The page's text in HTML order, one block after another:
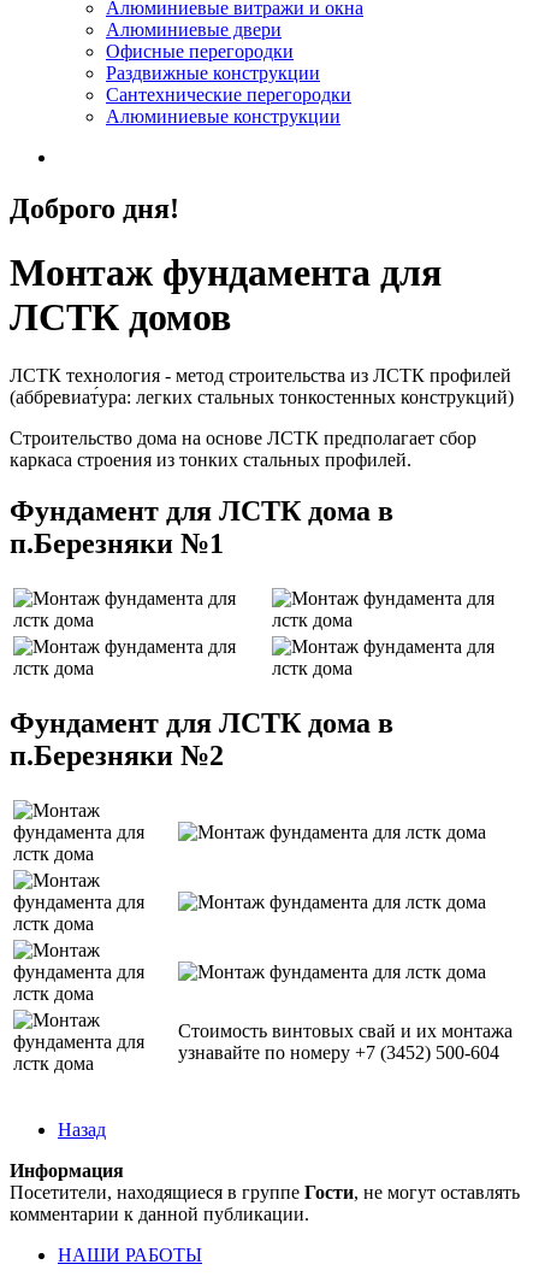
Алюминиевые витражи и окна
Алюминиевые двери
Офисные перегородки
Раздвижные конструкции
Сантехнические перегородки
Алюминиевые конструкции
Доброго дня!
Монтаж фундамента для
ЛСТК домов
ЛСТК технология - метод строительства из ЛСТК профилей
(аббревиат́ура: легких стальных тонкостенных конструкций)
Строительство дома на основе ЛСТК предполагает сбор
каркаса строения из тонких стальных профилей.
Фундамент для ЛСТК дома в
п.Березняки №1
Фундамент для ЛСТК дома в
п.Березняки №2
Стоимость винтовых свай и их монтажа
узнавайте по номеру +7 (3452) 500-604
Назад
Информация
Посетители, находящиеся в группе Гости, не могут оставлять
комментарии к данной публикации.
НАШИ РАБОТЫ